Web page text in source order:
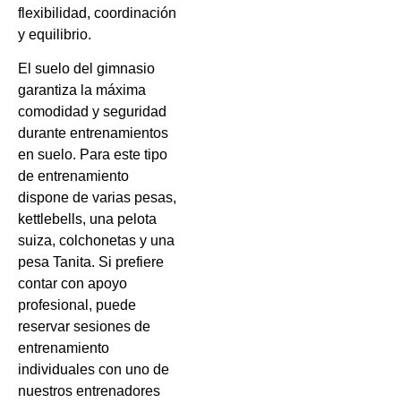
flexibilidad, coordinación
y equilibrio.
El suelo del gimnasio
garantiza la máxima
comodidad y seguridad
durante entrenamientos
en suelo. Para este tipo
de entrenamiento
dispone de varias pesas,
kettlebells, una pelota
suiza, colchonetas y una
pesa Tanita. Si prefiere
contar con apoyo
profesional, puede
reservar sesiones de
entrenamiento
individuales con uno de
nuestros entrenadores